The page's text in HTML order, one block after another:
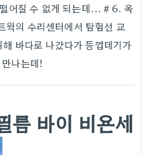
어질 수 없게 되는데...＃6. 옥
윅의 수리센터에서 탐험선 교
바다로 나갔다가 등껍데기가
나는데!
름 바이 비욘세